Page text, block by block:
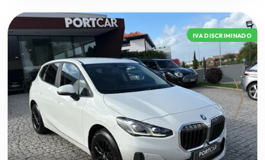
IVA DISCRIMINADO
Next